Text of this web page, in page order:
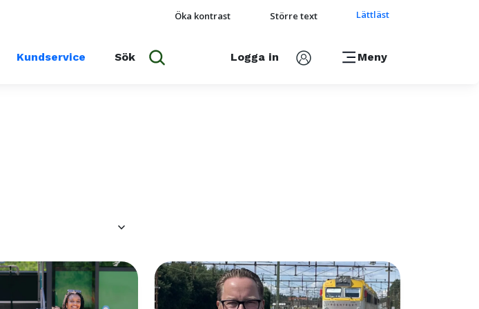
Öka kontrast Större text Lättläst
Kundservice Sök Logga in Meny
keyboard_arrow_down